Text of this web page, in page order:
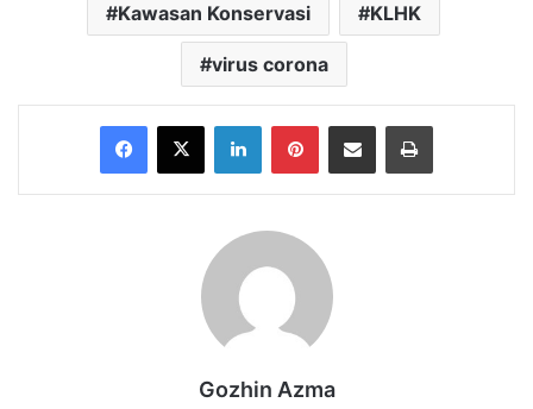
Kawasan Konservasi KLHK
virus corona
Facebook
X LinkedInPinterestShare via Email Print
Gozhin Azma